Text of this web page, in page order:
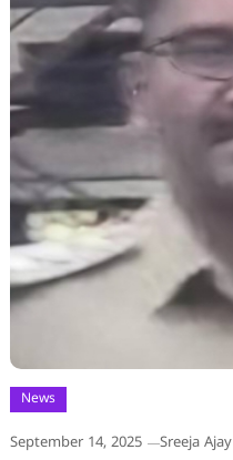
News
September 14, 2025 Sreeja Ajay